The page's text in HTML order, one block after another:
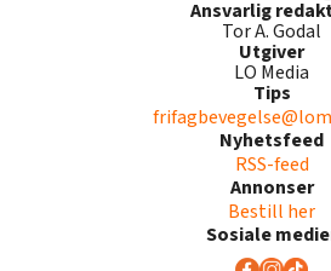
Ansvarlig
Tor A. Godal
Utgiver
LO Media
Tips
Nyhetsfeed
RSS-feed
Annonser
Bestill her
Sosiale